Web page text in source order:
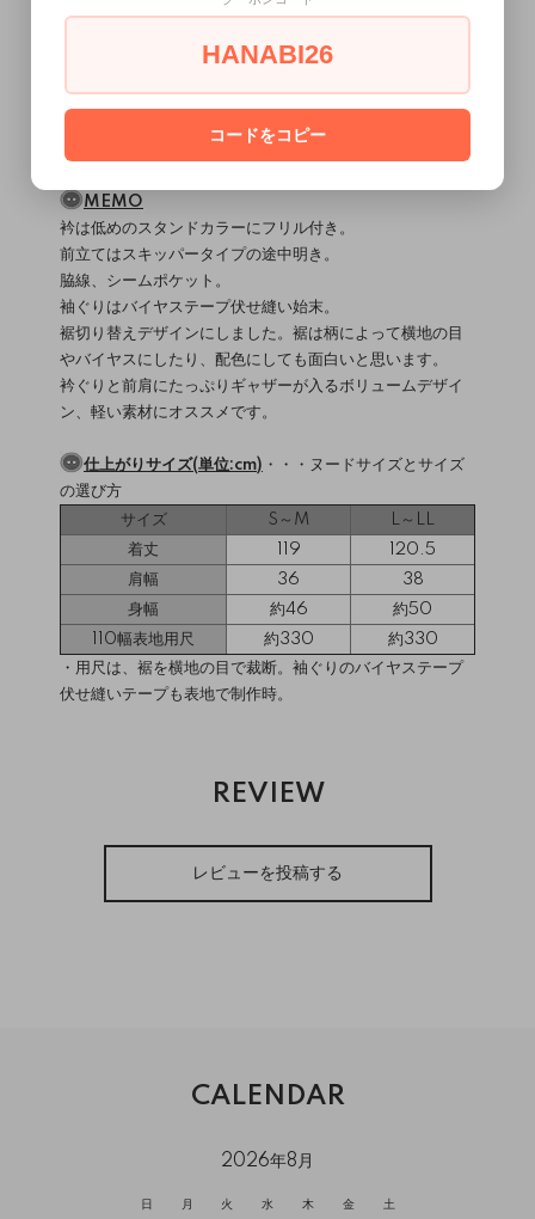
直線縫いミシン / ロックミシン
縫製難易度・・・★★★☆☆
関連ページ（ミシンについて）
バイヤステープ伏せ縫い
MEMO
衿は低めのスタンドカラーにフリル付き。
前立てはスキッパータイプの途中明き。
脇線、シームポケット。
袖ぐりはバイヤステープ伏せ縫い始末。
裾切り替えデザインにしました。裾は柄によって横地の目
やバイヤスにしたり、配色にしても面白いと思います。
衿ぐりと前肩にたっぷりギャザーが入るボリュームデザイ
ン、軽い素材にオススメです。
仕上がりサイズ(単位:cm) ・・・ ヌードサイズとサイズ
の選び方
サイズ
S～M
L～LL
着丈
119
120.5
肩幅
36
38
身幅
約46
約50
110幅表地用尺
約330
約330
・用尺は、裾を横地の目で裁断。袖ぐりのバイヤステープ
伏せ縫いテープも表地で制作時。
REVIEW
レビューを投稿する
CALENDAR
2026年8月
日 月 火 水 木 金 土
HANABI26
コードをコピー